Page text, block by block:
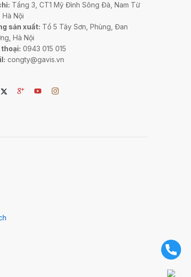
Tầng 3, CT1 Mỹ Đình Sông Đà, Nam Từ
Hà Nội
sản xuất: Tổ 5 Tây Sơn, Phùng, Đan
Hà Nội
0943 015 015
congty@gavis.vn